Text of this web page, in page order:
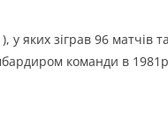
у яких зіграв 96 матчів
команди в